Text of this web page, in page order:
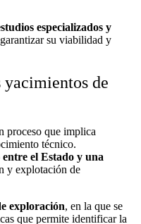
especializados y
su viabilidad y
de
proceso que implica
técnico.
el Estado y una
y explotación de
exploración, en la que se
que permite identificar la